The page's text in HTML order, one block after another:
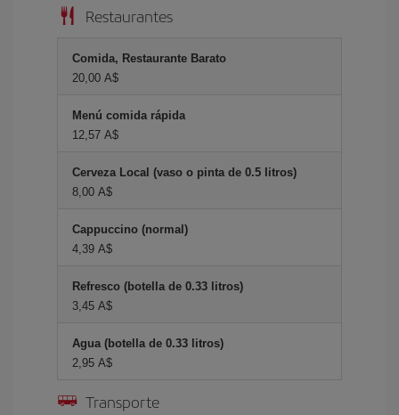
Restaurantes
Comida, Restaurante Barato
20,00 A$
Menú comida rápida
12,57 A$
Cerveza Local (vaso o pinta de 0.5 litros)
8,00 A$
Cappuccino (normal)
4,39 A$
Refresco (botella de 0.33 litros)
3,45 A$
Agua (botella de 0.33 litros)
2,95 A$
Transporte